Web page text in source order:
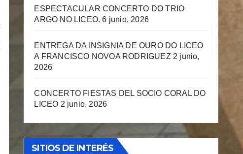
ESPECTACULAR CONCERTO DO TRIO
ARGO NO LICEO. 6 junio, 2026
ENTREGA DA INSIGNIA DE OURO DO LICEO
A FRANCISCO NOVOA RODRIGUEZ 2 junio,
2026
CONCERTO FIESTAS DEL SOCIO CORAL DO
LICEO 2 junio, 2026
SITIOS DE INTERÉS